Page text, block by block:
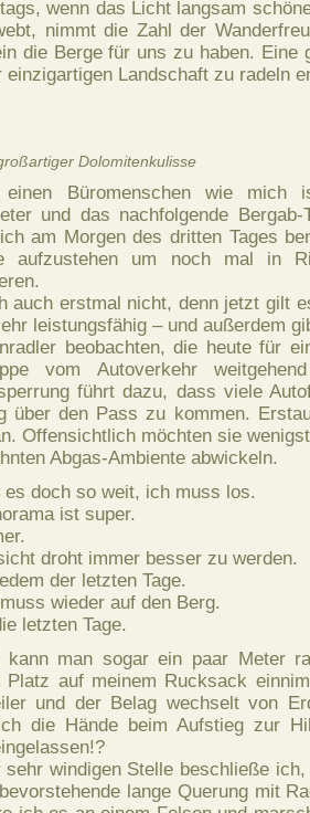
wenn das Licht langsam
nimmt die Zahl der
die Berge für uns zu haben.
einzigartigen Landschaft zu radeln
Dolomitenkulisse
Büromenschen wie mich
und das nachfolgende
am Morgen des dritten Tages
aufzustehen um noch mal in
auch erstmal nicht, denn jetzt gilt
leistungsfähig – und außerdem
beobachten, die heute für
vom Autoverkehr
führt dazu, dass viele
über den Pass zu kommen.
Offensichtlich möchten sie
Abgas-Ambiente abwickeln.
es doch so weit, ich muss los.
ist super.
droht immer besser zu werden.
der letzten Tage.
wieder auf den Berg.
letzten Tage.
kann man sogar ein paar Meter
Platz auf meinem Rucksack
und der Belag wechselt von
die Hände beim Aufstieg zur
sehr windigen Stelle beschließe
lange Querung mit